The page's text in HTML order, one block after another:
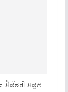
ਸੈਕੰਡਰੀ ਸਕੂਲ